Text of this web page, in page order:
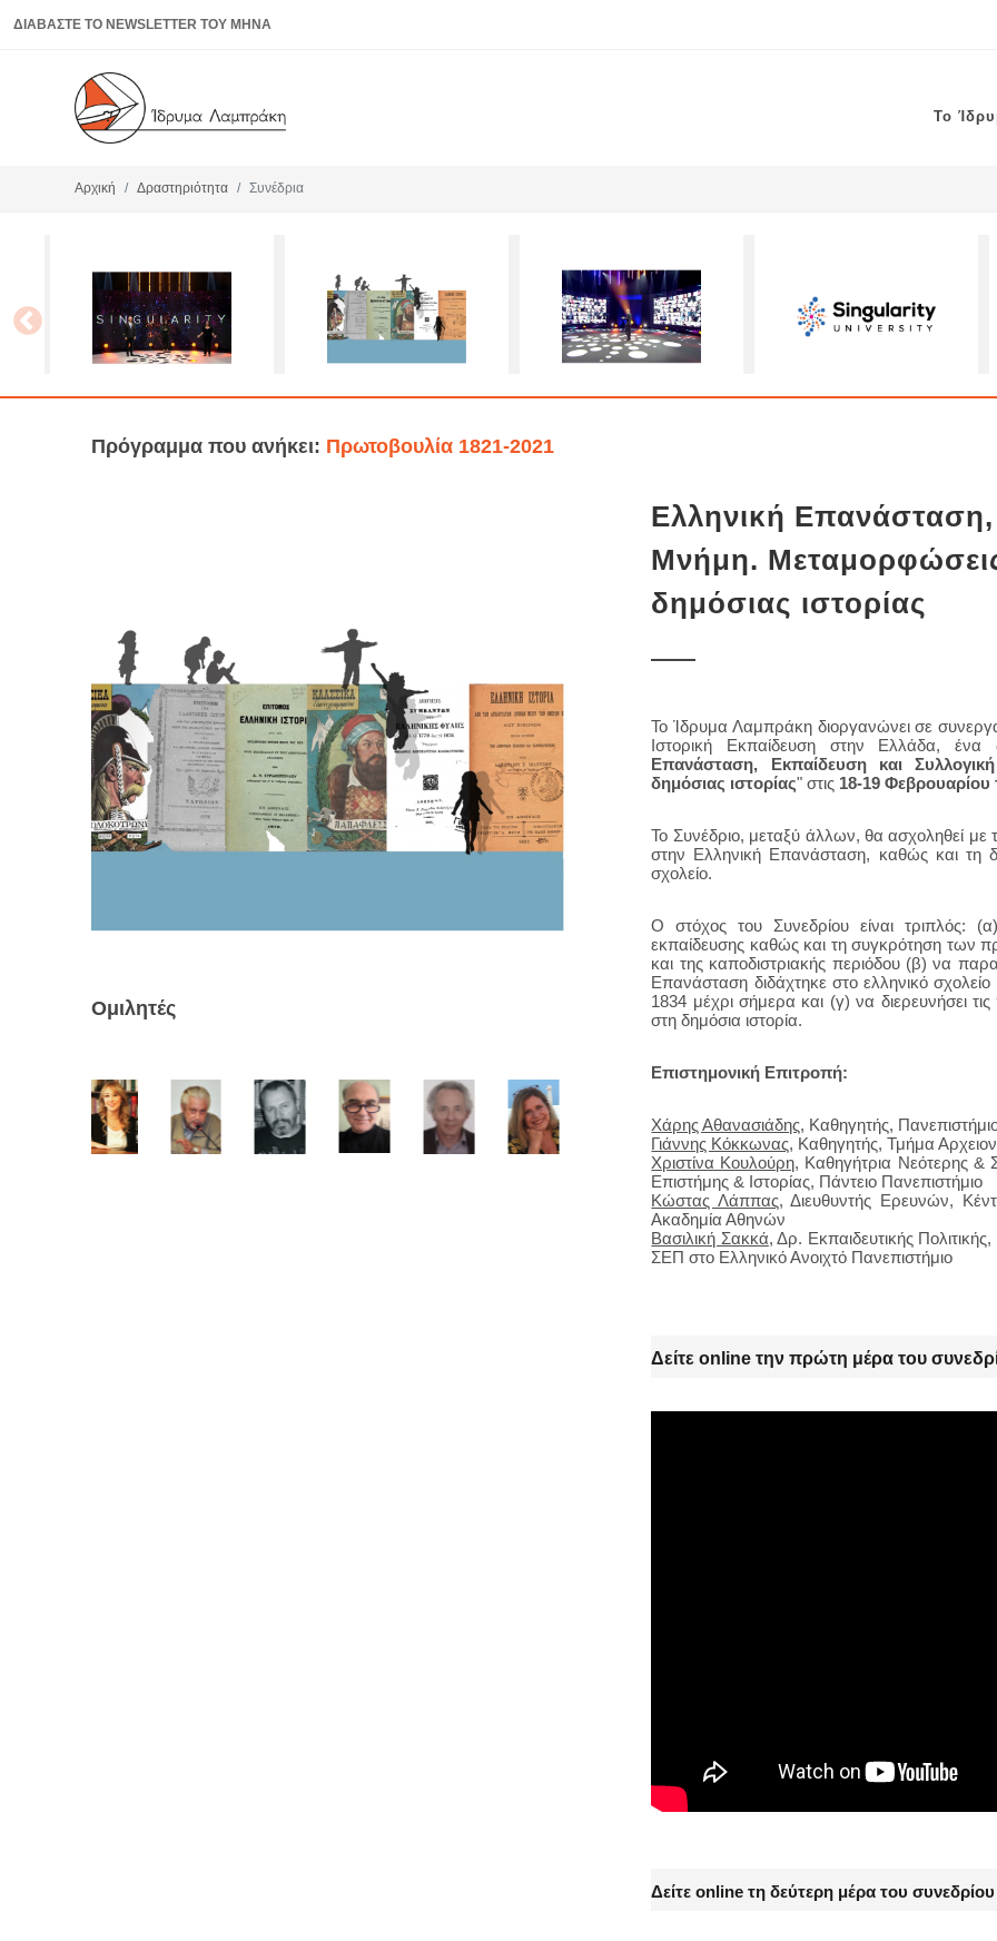
ΔΙΑΒΑΣΤΕ ΤΟ NEWSLETTER ΤΟΥ ΜΗΝΑ
Το
Αρχική Δραστηριότητα Συνέδρια
Πρόγραμμα που ανήκει: Πρωτοβουλία 1821-2021
Ομιλητές
Ελληνική
Μνήμη.
δημόσιας ιστορίας
Το Ίδρυμα Λαμπράκη διοργανώνει σε
Ιστορική Εκπαίδευση στην Ελλάδα, ένα
Επανάσταση, Εκπαίδευση και
δημόσιας ιστορίας" στις 18-19 Φεβρουαρίου
Το Συνέδριο, μεταξύ άλλων, θα ασχοληθεί με
στην Ελληνική Επανάσταση, καθώς και τη
σχολείο.
Ο στόχος του Συνεδρίου είναι τριπλός:
εκπαίδευσης καθώς και τη συγκρότηση των
και της καποδιστριακής περιόδου (β) να
Επανάσταση διδάχτηκε στο ελληνικό
1834 μέχρι σήμερα και (γ) να διερευνήσει
στη δημόσια ιστορία.
Επιστημονική Επιτροπή:
Χάρης Αθανασιάδης, Καθηγητής,
Γιάννης Κόκκωνας, Καθηγητής, Τμήμα
Χριστίνα Κουλούρη, Καθηγήτρια Νεότερης &
Επιστήμης & Ιστορίας, Πάντειο Πανεπιστήμιο
Κώστας Λάππας, Διευθυντής Ερευνών,
Ακαδημία Αθηνών
Βασιλική Σακκά, Δρ. Εκπαιδευτικής
ΣΕΠ στο Ελληνικό Ανοιχτό Πανεπιστήμιο
Δείτε online την πρώτη μέρα του
Δείτε online τη δεύτερη μέρα του